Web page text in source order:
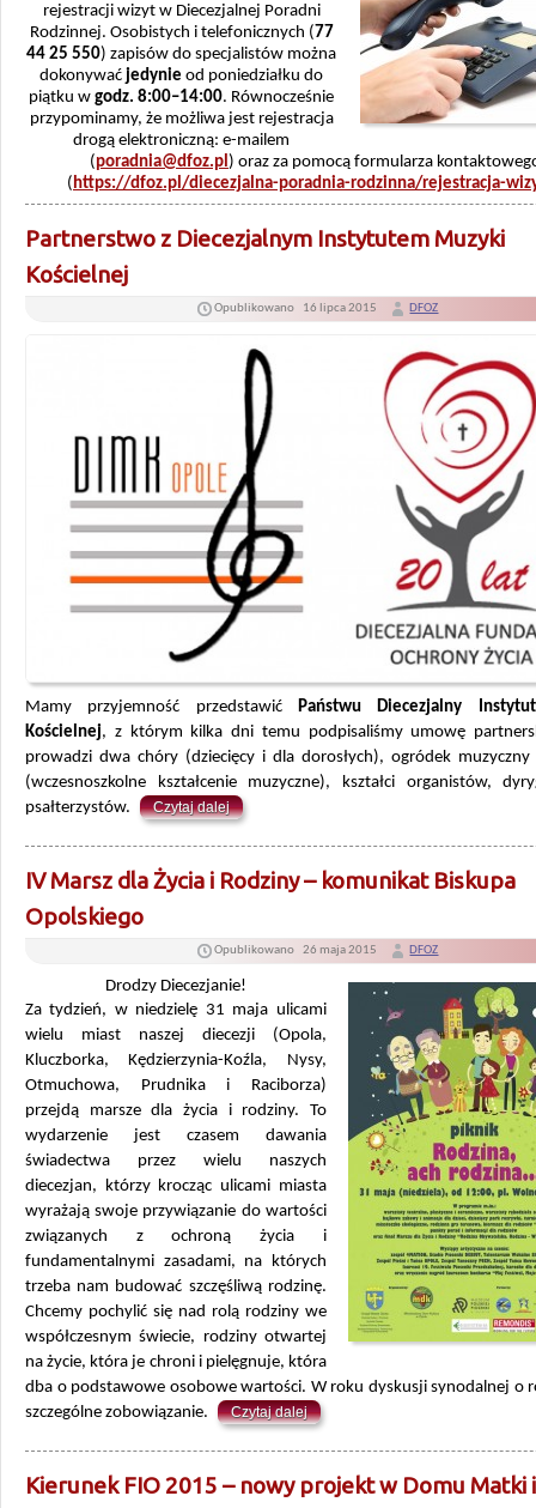
rejestracji wizyt w Diecezjalnej Poradni
Rodzinnej. Osobistych i telefonicznych (77
44 25 550) zapisów do specjalistów można
dokonywać jedynie od poniedziałku do
piątku wgodz. 8:00–14:00. Równocześnie
przypominamy, że możliwa jest rejestracja
drogą elektroniczną: e-mailem
(poradnia@dfoz.pl) oraz za pomocą formularza
(https://dfoz.pl/diecezjalna-poradnia-rodzinna/rejestracja-
Partnerstwo z Diecezjalnym Instytutem Muzyki
Kościelnej
Opublikowano 16 lipca 2015 DFOZ
Mamy przyjemność przedstawić Państwu Diecezjalny
Kościelnej, z którym kilka dni temu podpisaliśmy umowę
prowadzi dwa chóry (dziecięcy i dla dorosłych), ogródek muzyczny
(wczesnoszkolne kształcenie muzyczne), kształci organistów,
psałterzystów.
Czytaj dalej
IV Marsz dla Życia i Rodziny – komunikat Biskupa
Opolskiego
Opublikowano 26 maja 2015 DFOZ
Drodzy Diecezjanie!
Za tydzień, w niedzielę 31 maja ulicami
wielu miast naszej diecezji (Opola,
Kluczborka, Kędzierzynia-Koźla, Nysy,
Otmuchowa, Prudnika i Raciborza)
przejdą marsze dla życia i rodziny. To
wydarzenie jest czasem dawania
świadectwa przez wielu naszych
diecezjan, którzy krocząc ulicami miasta
wyrażają swoje przywiązanie do wartości
związanych z ochroną życia i
fundamentalnymi zasadami, na których
trzeba nam budować szczęśliwą rodzinę.
Chcemy pochylić się nad rolą rodziny we
współczesnym świecie, rodziny otwartej
na życie, która je chroni i pielęgnuje, która
dba o podstawowe osobowe wartości. W roku dyskusji synodalnej o
szczególne zobowiązanie.
Czytaj dalej
Kierunek FIO 2015 – nowy projekt w Domu Matki i